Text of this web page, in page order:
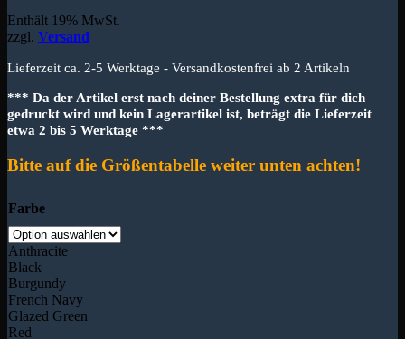
Enthält 19% MwSt.
zzgl. Versand
Lieferzeit ca. 2-5 Werktage - Versandkostenfrei ab 2 Artikeln
*** Da der Artikel erst nach deiner Bestellung extra für dich
gedruckt wird und kein Lagerartikel ist, beträgt die Lieferzeit
etwa 2 bis 5 Werktage ***
Bitte auf die Größentabelle weiter unten achten!
Farbe
Anthracite
Black
Burgundy
French Navy
Glazed Green
Red